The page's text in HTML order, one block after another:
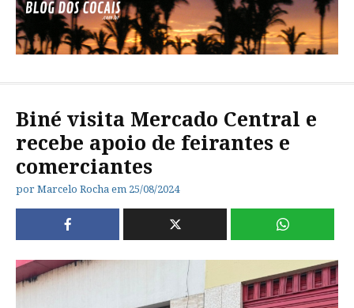
Biné visita Mercado Central e
recebe apoio de feirantes e
comerciantes
por Marcelo Rocha em 25/08/2024